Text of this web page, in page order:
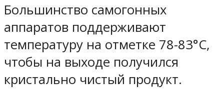
Большинство самогонных
аппаратов поддерживают
температуру на отметке 78-83°C,
чтобы на выходе получился
кристально чистый продукт.